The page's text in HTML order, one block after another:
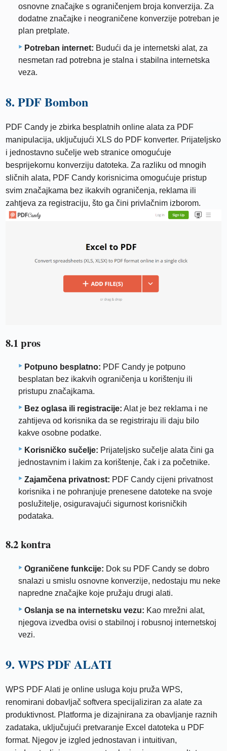
osnovne značajke s ograničenjem broja konverzija. Za
dodatne značajke i neograničene konverzije potreban je
plan pretplate.
Potreban internet: Budući da je internetski alat, za
nesmetan rad potrebna je stalna i stabilna internetska
veza.
8. PDF Bombon
PDF Candy je zbirka besplatnih online alata za PDF
manipulacija, uključujući XLS do PDF konverter. Prijateljsko
i jednostavno sučelje web stranice omogućuje
besprijekornu konverziju datoteka. Za razliku od mnogih
sličnih alata, PDF Candy korisnicima omogućuje pristup
svim značajkama bez ikakvih ograničenja, reklama ili
zahtjeva za registraciju, što ga čini privlačnim izborom.
8.1 pros
Potpuno besplatno: PDF Candy je potpuno
besplatan bez ikakvih ograničenja u korištenju ili
pristupu značajkama.
Bez oglasa ili registracije: Alat je bez reklama i ne
zahtijeva od korisnika da se registriraju ili daju bilo
kakve osobne podatke.
Korisničko sučelje: Prijateljsko sučelje alata čini ga
jednostavnim i lakim za korištenje, čak i za početnike.
Zajamčena privatnost: PDF Candy cijeni privatnost
korisnika i ne pohranjuje prenesene datoteke na svoje
poslužitelje, osiguravajući sigurnost korisničkih
podataka.
8.2 kontra
Ograničene funkcije: Dok su PDF Candy se dobro
snalazi u smislu osnovne konverzije, nedostaju mu neke
napredne značajke koje pružaju drugi alati.
Oslanja se na internetsku vezu: Kao mrežni alat,
njegova izvedba ovisi o stabilnoj i robusnoj internetskoj
vezi.
9. WPS PDF ALATI
WPS PDF Alati je online usluga koju pruža WPS,
renomirani dobavljač softvera specijaliziran za alate za
produktivnost. Platforma je dizajnirana za obavljanje raznih
zadataka, uključujući pretvaranje Excel datoteka u PDF
format. Njegov je izgled jednostavan i intuitivan,